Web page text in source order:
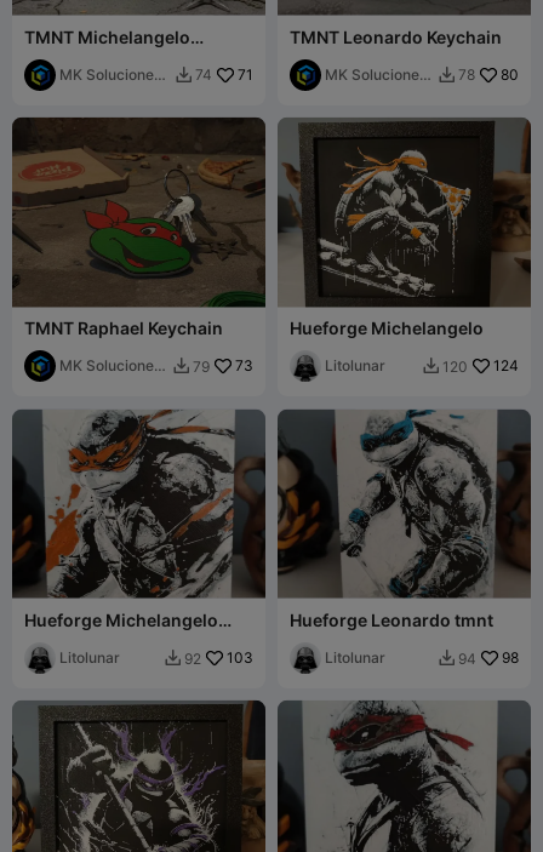
TMNT Michelangelo
Keychain
MK Soluciones
 74 71
TMNT Leonardo Keychain
MK Soluciones
 78 80
TMNT Raphael Keychain
MK Soluciones
 79 73
Hueforge Michelangelo
Litolunar  120 124
Hueforge Michelangelo
Litolunar  92 103
Hueforge Leonardo tmnt
Litolunar  94 98